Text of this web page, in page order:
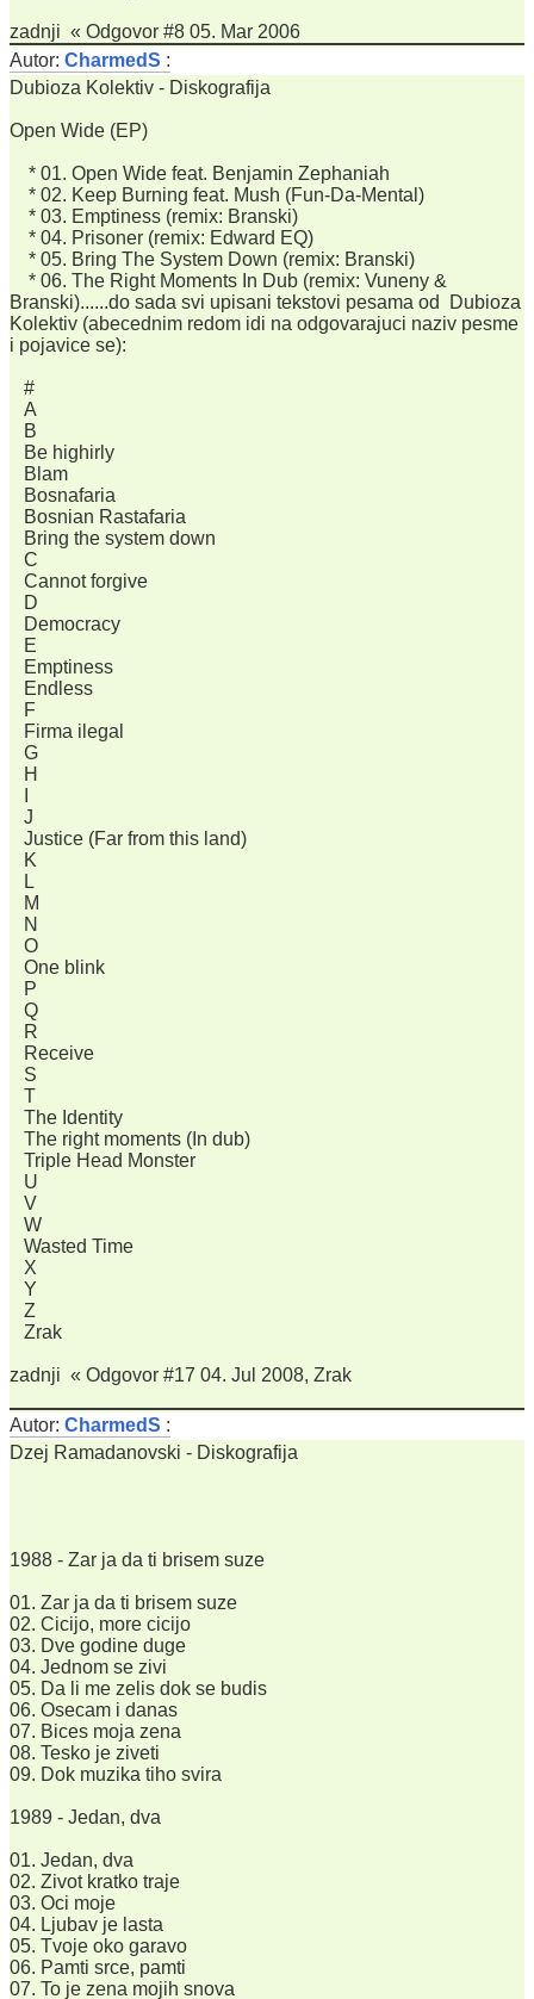
zadnji « Odgovor #8 05. Mar 2006
Autor: CharmedS :
Dubioza Kolektiv - Diskografija
Open Wide (EP)
* 01. Open Wide feat. Benjamin Zephaniah
* 02. Keep Burning feat. Mush (Fun-Da-Mental)
* 03. Emptiness (remix: Branski)
* 04. Prisoner (remix: Edward EQ)
* 05. Bring The System Down (remix: Branski)
* 06. The Right Moments In Dub (remix: Vuneny &
Branski)......do sada svi upisani tekstovi pesama od Dubioza
Kolektiv (abecednim redom idi na odgovarajuci naziv pesme
i pojavice se):
#
A
B
Be highirly
Blam
Bosnafaria
Bosnian Rastafaria
Bring the system down
C
Cannot forgive
D
Democracy
E
Emptiness
Endless
F
Firma ilegal
G
H
J
Justice (Far from this land)
K
L
M
N
O
One blink
P
Q
R
Receive
S
T
The Identity
The right moments (In dub)
Triple Head Monster
U
V
W
Wasted Time
X
Y
Z
Zrak
zadnji « Odgovor #17 04. Jul 2008, Zrak
Autor: CharmedS :
Dzej Ramadanovski - Diskografija
1988 - Zar ja da ti brisem suze
01. Zar ja da ti brisem suze
02. Cicijo, more cicijo
03. Dve godine duge
04. Jednom se zivi
05. Da li me zelis dok se budis
06. Osecam i danas
07. Bices moja zena
08. Tesko je ziveti
09. Dok muzika tiho svira
1989 - Jedan, dva
01. Jedan, dva
02. Zivot kratko traje
03. Oci moje
04. Ljubav je lasta
05. Tvoje oko garavo
06. Pamti srce, pamti
07. To je zena mojih snova